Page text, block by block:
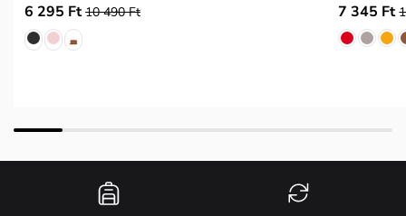
6 295 Ft 10 490 Ft 7 345 Ft